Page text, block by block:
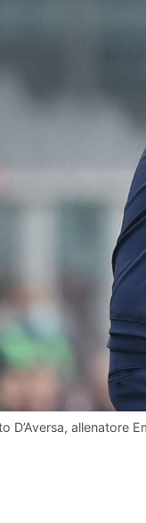
D’Aversa, allenatore